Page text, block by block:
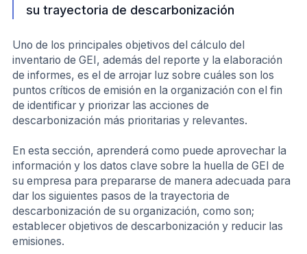
su trayectoria de descarbonización
Uno de los principales objetivos del cálculo del
inventario de GEI, además del reporte y la elaboración
de informes, es el de arrojar luz sobre cuáles son los
puntos críticos de emisión en la organización con el fin
de identificar y priorizar las acciones de
descarbonización más prioritarias y relevantes.
En esta sección, aprenderá como puede aprovechar la
información y los datos clave sobre la huella de GEI de
su empresa para prepararse de manera adecuada para
dar los siguientes pasos de la trayectoria de
descarbonización de su organización, como son;
establecer objetivos de descarbonización y reducir las
emisiones.